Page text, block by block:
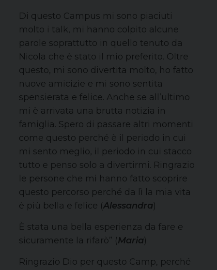
Di questo Campus mi sono piaciuti
molto i talk, mi hanno colpito alcune
parole soprattutto in quello tenuto da
Nicola che è stato il mio preferito. Oltre
questo, mi sono divertita molto, ho fatto
nuove amicizie e mi sono sentita
spensierata e felice. Anche se all’ultimo
mi è arrivata una brutta notizia in
famiglia. Spero di passare altri momenti
come questo perché è il periodo in cui
mi sento meglio, il periodo in cui stacco
tutto e penso solo a divertirmi. Ringrazio
le persone che mi hanno fatto scoprire
questo percorso perché da lì la mia vita
è più bella e felice (Alessandra)
È stata una bella esperienza da fare e
sicuramente la rifarò” (Maria)
Ringrazio Dio per questo Camp, perché